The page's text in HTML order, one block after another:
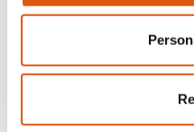
Plus d'informations sur
https://revo.works/cookies.
Payer par
Choisissez